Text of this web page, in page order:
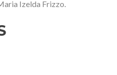
Izelda Frizzo.